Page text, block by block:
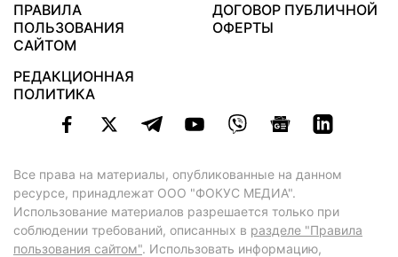
ПРАВИЛА
ПОЛЬЗОВАНИЯ
САЙТОМ
ДОГОВОР ПУБЛИЧНОЙ
ОФЕРТЫ
РЕДАКЦИОННАЯ
ПОЛИТИКА
Все права на материалы, опубликованные на данном
ресурсе, принадлежат ООО "ФОКУС МЕДИА".
Использование материалов разрешается только при
соблюдении требований, описанных в разделе "Правила
пользования сайтом". Использовать информацию,